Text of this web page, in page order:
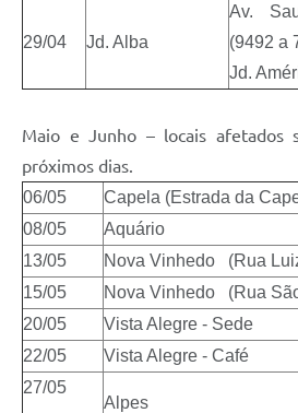
29/04 Jd. Alba
Av.
(9492 a
Jd.
Maio e Junho – locais afetados
próximos dias.
06/05
Capela (Estrada da
08/05
Aquário
13/05
Nova Vinhedo (Rua
15/05
Nova Vinhedo (Rua
20/05
Vista Alegre - Sede
22/05
Vista Alegre - Café
27/05
Alpes